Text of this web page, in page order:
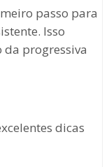
passo para
Isso
progressiva
dicas